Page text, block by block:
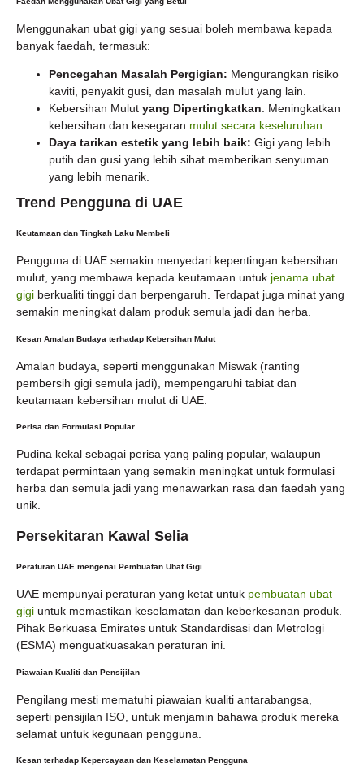
Menggunakan ubat gigi yang sesuai boleh membawa kepada
banyak faedah, termasuk:
Pencegahan Masalah Pergigian: Mengurangkan risiko
kaviti, penyakit gusi, dan masalah mulut yang lain.
Kebersihan Mulut yang Dipertingkatkan: Meningkatkan
kebersihan dan kesegaran mulut secara keseluruhan.
Daya tarikan estetik yang lebih baik: Gigi yang lebih
putih dan gusi yang lebih sihat memberikan senyuman
yang lebih menarik.
Trend Pengguna di UAE
Keutamaan dan Tingkah Laku Membeli
Pengguna di UAE semakin menyedari kepentingan kebersihan
mulut, yang membawa kepada keutamaan untuk jenama ubat
gigi berkualiti tinggi dan berpengaruh. Terdapat juga minat yang
semakin meningkat dalam produk semula jadi dan herba.
Kesan Amalan Budaya terhadap Kebersihan Mulut
Amalan budaya, seperti menggunakan Miswak (ranting
pembersih gigi semula jadi), mempengaruhi tabiat dan
keutamaan kebersihan mulut di UAE.
Perisa dan Formulasi Popular
Pudina kekal sebagai perisa yang paling popular, walaupun
terdapat permintaan yang semakin meningkat untuk formulasi
herba dan semula jadi yang menawarkan rasa dan faedah yang
unik.
Persekitaran Kawal Selia
Peraturan UAE mengenai Pembuatan Ubat Gigi
UAE mempunyai peraturan yang ketat untuk pembuatan ubat
gigi untuk memastikan keselamatan dan keberkesanan produk.
Pihak Berkuasa Emirates untuk Standardisasi dan Metrologi
(ESMA) menguatkuasakan peraturan ini.
Piawaian Kualiti dan Pensijilan
Pengilang mesti mematuhi piawaian kualiti antarabangsa,
seperti pensijilan ISO, untuk menjamin bahawa produk mereka
selamat untuk kegunaan pengguna.
Kesan terhadap Kepercayaan dan Keselamatan Pengguna